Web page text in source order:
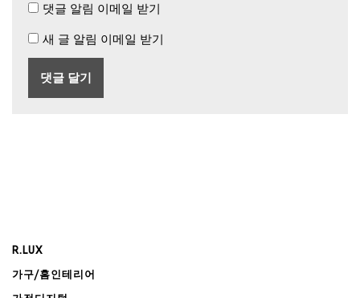
댓글 알림 이메일 받기
새 글 알림 이메일 받기
R.LUX
가구/홈인테리어